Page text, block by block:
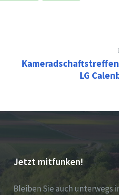
LG
Jetzt mitfunken!
Bleiben Sie auch unterwegs